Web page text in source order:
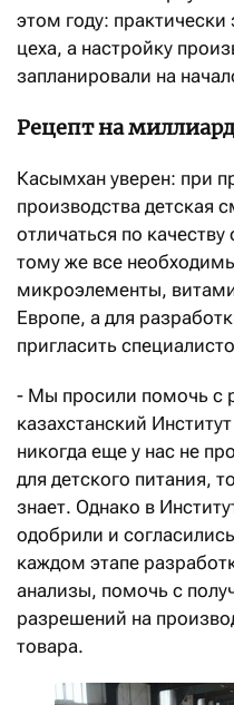
этом году: практически
цеха, а настройку
запланировали на
Рецепт на миллиард
Касымхан уверен: при
производства детская
отличаться по
тому же все
микроэлементы,
Европе, а для
пригласить
- Мы просили помочь с
казахстанский
никогда еще у нас не
для детского питания,
знает. Однако в
одобрили и
каждом этапе
анализы, помочь с
разрешений на
товара.